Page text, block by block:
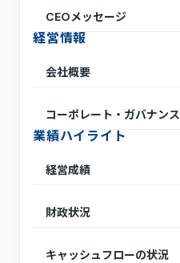
CEOメッセージ
経営情報
会社概要
コーポレート・ガバナンス
業績ハイライト
経営成績
財政状況
キャッシュフローの状況